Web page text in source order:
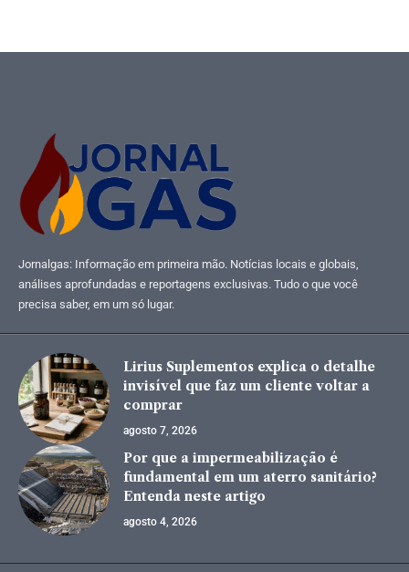
Jornalgas: Informação em primeira mão. Notícias locais e globais,
análises aprofundadas e reportagens exclusivas. Tudo o que você
precisa saber, em um só lugar.
Lirius Suplementos explica o detalhe
invisível que faz um cliente voltar a
comprar
agosto 7, 2026
Por que a impermeabilização é
fundamental em um aterro sanitário?
Entenda neste artigo
agosto 4, 2026